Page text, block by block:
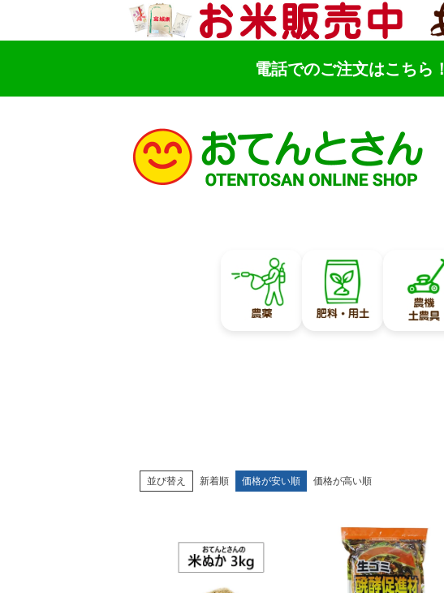
電話でのご注文はこちら！
検索
並び替え 新着順 価格が安い順 価格が高い順